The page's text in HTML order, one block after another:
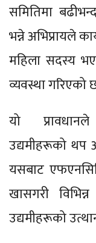
समितिमा
भन्ने अभिप्रायले
महिला सदस्य
व्यवस्था गरिएको
यो
उद्यमीहरूको थप
यसबाट
खासगरी
उद्यमीहरूको